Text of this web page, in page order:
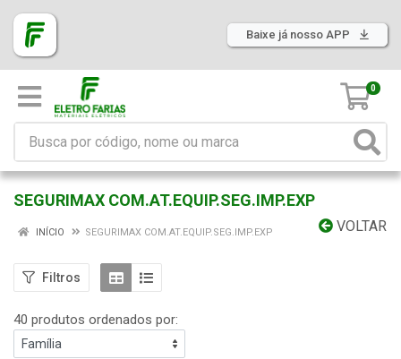
Baixe já nosso APP
0
SEGURIMAX COM.AT.EQUIP.SEG.IMP.EXP
VOLTAR
INÍCIO SEGURIMAX COM.AT.EQUIP.SEG.IMP.EXP
Filtros
40 produtos ordenados por: